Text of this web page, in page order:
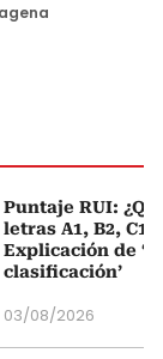
Puntaje RUI:
letras A1, B2, C1
Explicación de
clasificación’
03/08/2026